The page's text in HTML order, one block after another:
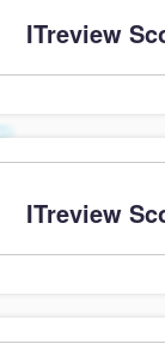
ITreview
ITreview